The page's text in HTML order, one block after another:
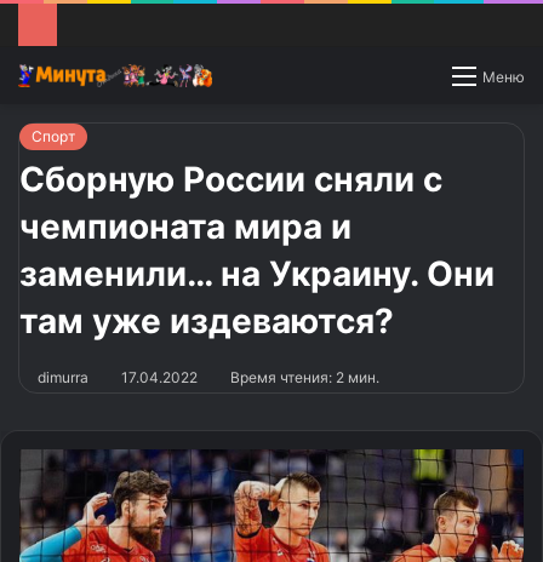
Меню
Switch
Спорт
Сборную России сняли с
чемпионата мира и
заменили… на Украину. Они
там уже издеваются?
dimurra 17.04.2022 Время чтения: 2 мин.